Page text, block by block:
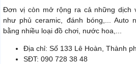
Đơn vị còn mở rộng ra cả những dịch
như phủ ceramic, đánh bóng,... Auto
bằng nhiều loại đồ chơi, nước hoa,...
Địa chỉ: Số 133 Lê Hoàn, Thành
SĐT: 090 728 38 48